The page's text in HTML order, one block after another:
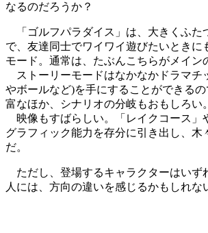
なるのだろうか？
「ゴルフパラダイス」は、大きくふた
で、友達同士でワイワイ遊びたいとき
モード。通常は、たぶんこちらがメイン
ストーリーモードはなかなかドラマチ
やボールなど)を手にすることができる
富なほか、シナリオの分岐もおもしろい。
映像もすばらしい。「レイクコース」
グラフィック能力を存分に引き出し、
だ。
ただし、登場するキャラクターはいず
人には、方向の違いを感じるかもしれ